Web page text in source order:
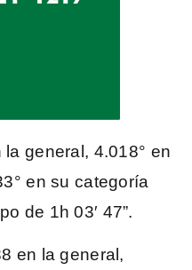
general, 4.018° en
en su categoría
de 1h 03′ 47”.
en la general,